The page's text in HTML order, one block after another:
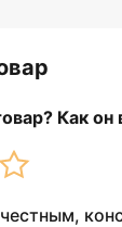
Как он